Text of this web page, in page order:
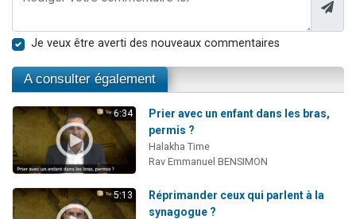
Je veux être averti des nouveaux commentaires
A consulter également
6:34
Prier avec un enfant dans les bras,
permis ?
Halakha Time
Rav Emmanuel BENSIMON
5:13
Réprimander ceux qui parlent à la
synagogue ?